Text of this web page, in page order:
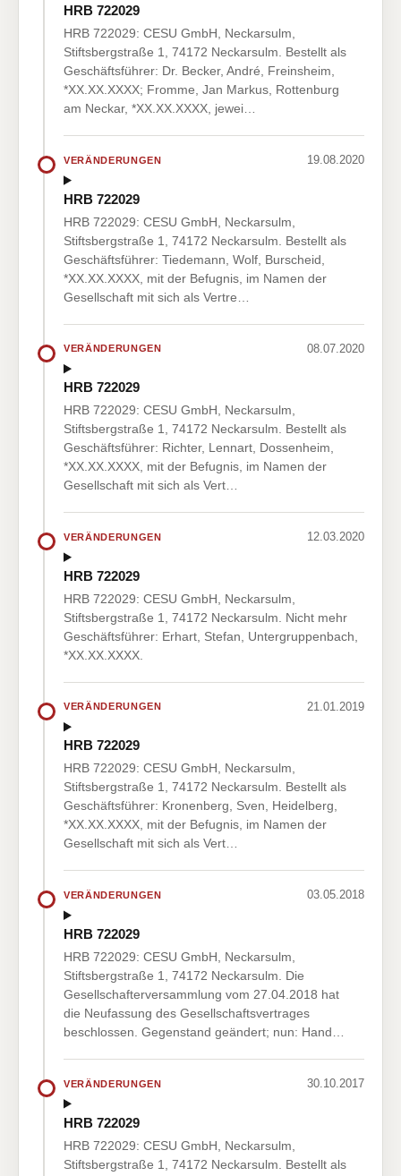
HRB 722029
HRB 722029: CESU GmbH, Neckarsulm,
Stiftsbergstraße 1, 74172 Neckarsulm. Bestellt als
Geschäftsführer: Dr. Becker, André, Freinsheim,
*XX.XX.XXXX; Fromme, Jan Markus, Rottenburg
am Neckar, *XX.XX.XXXX, jewei…
VERÄNDERUNGEN 19.08.2020
HRB 722029
HRB 722029: CESU GmbH, Neckarsulm,
Stiftsbergstraße 1, 74172 Neckarsulm. Bestellt als
Geschäftsführer: Tiedemann, Wolf, Burscheid,
*XX.XX.XXXX, mit der Befugnis, im Namen der
Gesellschaft mit sich als Vertre…
VERÄNDERUNGEN 08.07.2020
HRB 722029
HRB 722029: CESU GmbH, Neckarsulm,
Stiftsbergstraße 1, 74172 Neckarsulm. Bestellt als
Geschäftsführer: Richter, Lennart, Dossenheim,
*XX.XX.XXXX, mit der Befugnis, im Namen der
Gesellschaft mit sich als Vert…
VERÄNDERUNGEN 12.03.2020
HRB 722029
HRB 722029: CESU GmbH, Neckarsulm,
Stiftsbergstraße 1, 74172 Neckarsulm. Nicht mehr
Geschäftsführer: Erhart, Stefan, Untergruppenbach,
*XX.XX.XXXX.
VERÄNDERUNGEN 21.01.2019
HRB 722029
HRB 722029: CESU GmbH, Neckarsulm,
Stiftsbergstraße 1, 74172 Neckarsulm. Bestellt als
Geschäftsführer: Kronenberg, Sven, Heidelberg,
*XX.XX.XXXX, mit der Befugnis, im Namen der
Gesellschaft mit sich als Vert…
VERÄNDERUNGEN 03.05.2018
HRB 722029
HRB 722029: CESU GmbH, Neckarsulm,
Stiftsbergstraße 1, 74172 Neckarsulm. Die
Gesellschafterversammlung vom 27.04.2018 hat
die Neufassung des Gesellschaftsvertrages
beschlossen. Gegenstand geändert; nun: Hand…
VERÄNDERUNGEN 30.10.2017
HRB 722029
HRB 722029: CESU GmbH, Neckarsulm,
Stiftsbergstraße 1, 74172 Neckarsulm. Bestellt als